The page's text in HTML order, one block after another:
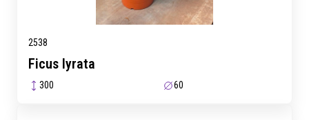
2538
Ficus lyrata
300 60